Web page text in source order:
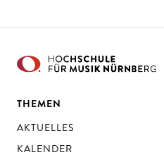
THEMEN
AKTUELLES
KALENDER